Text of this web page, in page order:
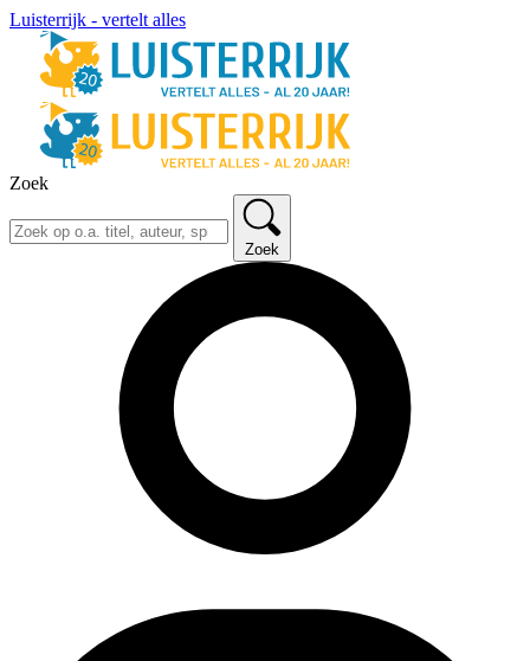
Luisterrijk - vertelt alles
Zoek
Zoek